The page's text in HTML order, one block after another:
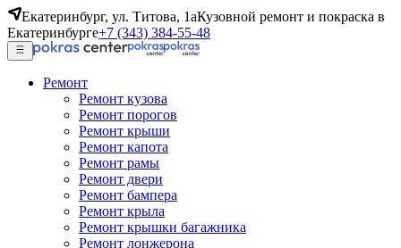
Екатеринбург, ул. Титова, 1аКузовной ремонт и покраска в
Екатеринбурге+7 (343) 384-55-48
Ремонт
Ремонт кузова
Ремонт порогов
Ремонт крыши
Ремонт капота
Ремонт рамы
Ремонт двери
Ремонт бампера
Ремонт крыла
Ремонт крышки багажника
Ремонт лонжерона